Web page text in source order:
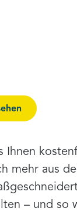
Ihnen
mehr aus
– und so